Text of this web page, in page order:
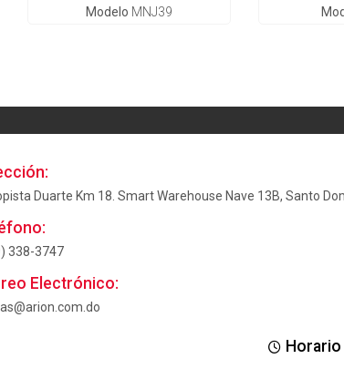
Modelo MNJ39
Duarte Km 18. Smart Warehouse Nave 13B, Santo
338-3747
Electrónico:
Horario